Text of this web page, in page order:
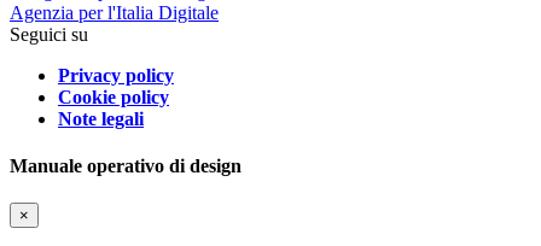
Agenzia per l'Italia Digitale
Seguici su
Privacy policy
Cookie policy
Note legali
Manuale operativo di design
×